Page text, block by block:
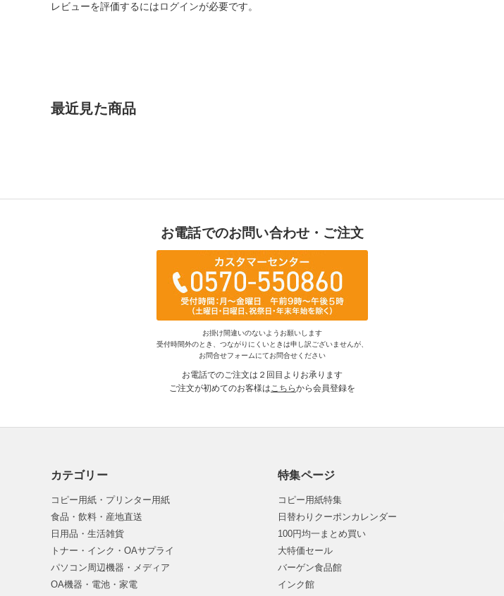
レビューを評価するにはログインが必要です。
最近見た商品
お電話でのお問い合わせ・ご注文
お掛け間違いのないようお願いします
受付時間外のとき、つながりにくいときは申し訳ございませんが、
お問合せフォームにてお問合せください
お電話でのご注文は２回目よりお承ります
ご注文が初めてのお客様はこちらから会員登録を
カテゴリー
コピー用紙・プリンター用紙
食品・飲料・産地直送
日用品・生活雑貨
トナー・インク・OAサプライ
パソコン周辺機器・メディア
OA機器・電池・家電
特集ページ
コピー用紙特集
日替わりクーポンカレンダー
100円均一まとめ買い
大特価セール
バーゲン食品館
インク館